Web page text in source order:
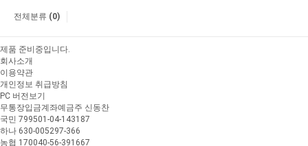
전체분류 (0)
제품 준비중입니다.
회사소개
이용약관
개인정보 취급방침
PC 버전보기
무통장입금계좌예금주 신동찬
국민 799501-04-143187
하나 630-005297-366
농협 170040-56-391667